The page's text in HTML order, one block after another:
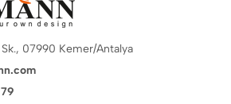
07990 Kemer/Antalya